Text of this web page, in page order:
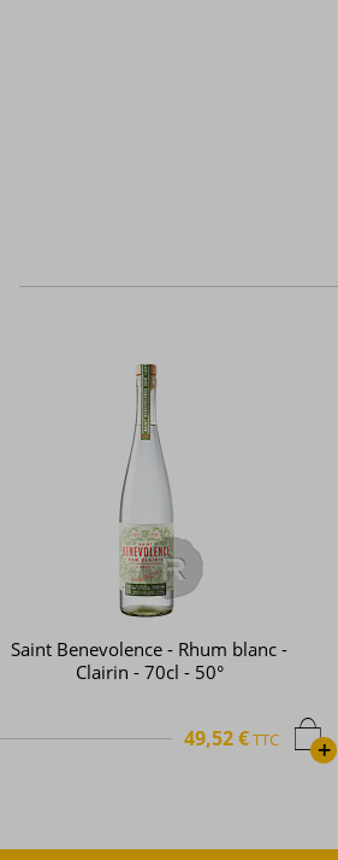
Saint Benevolence - Rhum blanc -
Clairin - 70cl - 50°
+
49,52 €TTC